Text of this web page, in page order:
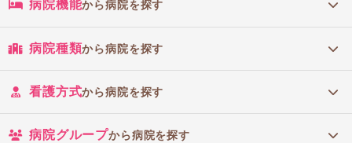
病院機能から病院を探す
病院種類から病院を探す
看護方式から病院を探す
病院グループから病院を探す